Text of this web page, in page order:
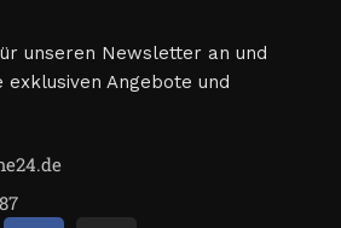
unseren Newsletter an und
exklusiven Angebote und